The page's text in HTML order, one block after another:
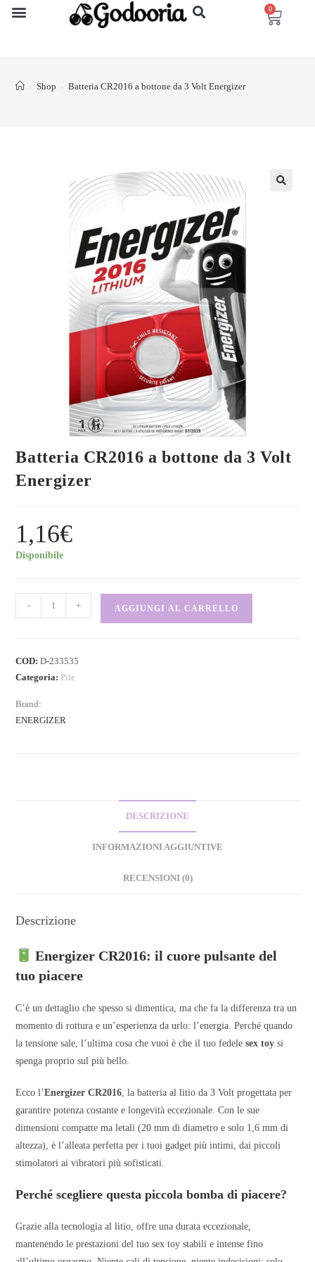
0
> Shop > Batteria CR2016 a bottone da 3 Volt Energizer
Batteria CR2016 a bottone da 3 Volt
Energizer
1,16€
Disponibile
- + AGGIUNGI AL CARRELLO
COD:D-233535
Categoria: Pile
Brand:
ENERGIZER
DESCRIZIONE
INFORMAZIONI AGGIUNTIVE
RECENSIONI (0)
Descrizione
Energizer CR2016: il cuore pulsante del
tuo piacere
C’è un dettaglio che spesso si dimentica, ma che fa la differenza tra un
momento di rottura e un’esperienza da urlo: l’energia. Perché quando
la tensione sale, l’ultima cosa che vuoi è che il tuo fedelesex toy si
spenga proprio sul più bello.
Ecco l’Energizer CR2016, la batteria al litio da 3 Volt progettata per
garantire potenza costante e longevità eccezionale. Con le sue
dimensioni compatte ma letali (20 mm di diametro e solo 1,6 mm di
altezza), è l’alleata perfetta per i tuoi gadget più intimi, dai piccoli
stimolatori ai vibratori più sofisticati.
Perché scegliere questa piccola bomba di piacere?
Grazie alla tecnologia al litio, offre una durata eccezionale,
mantenendo le prestazioni del tuo sex toy stabili e intense fino